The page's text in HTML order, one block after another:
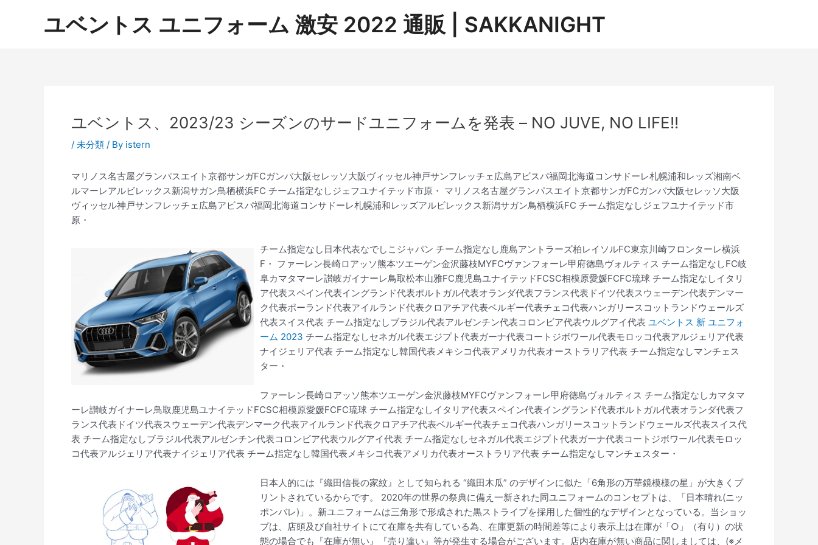
ユベントス ユニフォーム 激安 2022 通販 | SAKKANIGHT
ユベントス、2023/23 シーズンのサードユニフォームを発表 – NO JUVE, NO LIFE!!
/ 未分類 / By istern
マリノス名古屋グランパスエイト京都サンガFCガンバ大阪セレッソ大阪ヴィッセル神戸サンフレッチェ広島アビスパ福岡北海道コンサドーレ札幌浦和レッズ湘南ベ
ルマーレアルビレックス新潟サガン鳥栖横浜FC チーム指定なしジェフユナイテッド市原・ マリノス名古屋グランパスエイト京都サンガFCガンバ大阪セレッソ大阪
ヴィッセル神戸サンフレッチェ広島アビスパ福岡北海道コンサドーレ札幌浦和レッズアルビレックス新潟サガン鳥栖横浜FC チーム指定なしジェフユナイテッド市
原・
チーム指定なし日本代表なでしこジャパン チーム指定なし鹿島アントラーズ柏レイソルFC東京川崎フロンターレ横浜
F・ ファーレン長崎ロアッソ熊本ツエーゲン金沢藤枝MYFCヴァンフォーレ甲府徳島ヴォルティス チーム指定なしFC岐
阜カマタマーレ讃岐ガイナーレ鳥取松本山雅FC鹿児島ユナイテッドFCSC相模原愛媛FCFC琉球 チーム指定なしイタリ
ア代表スペイン代表イングランド代表ポルトガル代表オランダ代表フランス代表ドイツ代表スウェーデン代表デンマー
ク代表ポーランド代表アイルランド代表クロアチア代表ベルギー代表チェコ代表ハンガリースコットランドウェールズ
代表スイス代表 チーム指定なしブラジル代表アルゼンチン代表コロンビア代表ウルグアイ代表 ユベントス 新 ユニフォ
ーム 2023 チーム指定なしセネガル代表エジプト代表ガーナ代表コートジボワール代表モロッコ代表アルジェリア代表
ナイジェリア代表 チーム指定なし韓国代表メキシコ代表アメリカ代表オーストラリア代表 チーム指定なしマンチェス
ター・
ファーレン長崎ロアッソ熊本ツエーゲン金沢藤枝MYFCヴァンフォーレ甲府徳島ヴォルティス チーム指定なしカマタマ
ーレ讃岐ガイナーレ鳥取鹿児島ユナイテッドFCSC相模原愛媛FCFC琉球 チーム指定なしイタリア代表スペイン代表イングランド代表ポルトガル代表オランダ代表フ
ランス代表ドイツ代表スウェーデン代表デンマーク代表アイルランド代表クロアチア代表ベルギー代表チェコ代表ハンガリースコットランドウェールズ代表スイス代
表 チーム指定なしブラジル代表アルゼンチン代表コロンビア代表ウルグアイ代表 チーム指定なしセネガル代表エジプト代表ガーナ代表コートジボワール代表モロッ
コ代表アルジェリア代表ナイジェリア代表 チーム指定なし韓国代表メキシコ代表アメリカ代表オーストラリア代表 チーム指定なしマンチェスター・
日本人的には『織田信長の家紋』として知られる “織田木瓜” のデザインに似た「6角形の万華鏡模様の星」が大きくプ
リントされているからです。 2020年の世界の祭典に備え一新された同ユニフォームのコンセプトは、「日本晴れ(ニッ
ポンバレ)」。新ユニフォームは三角形で形成された黒ストライプを採用した個性的なデザインとなっている。当ショッ
プは、店頭及び自社サイトにて在庫を共有している為、在庫更新の時間差等により表示上は在庫が「○」（有り）の状
態の場合でも『在庫が無い』『売り違い』等が発生する場合がございます。店内在庫が無い商品に関しましては、(※メ